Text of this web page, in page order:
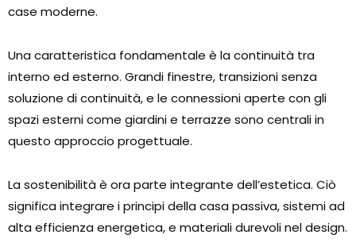
case moderne.
Una caratteristica fondamentale è la continuità tra
interno ed esterno. Grandi finestre, transizioni senza
soluzione di continuità, e le connessioni aperte con gli
spazi esterni come giardini e terrazze sono centrali in
questo approccio progettuale.
La sostenibilità è ora parte integrante dell’estetica. Ciò
significa integrare i principi della casa passiva, sistemi ad
alta efficienza energetica, e materiali durevoli nel design.